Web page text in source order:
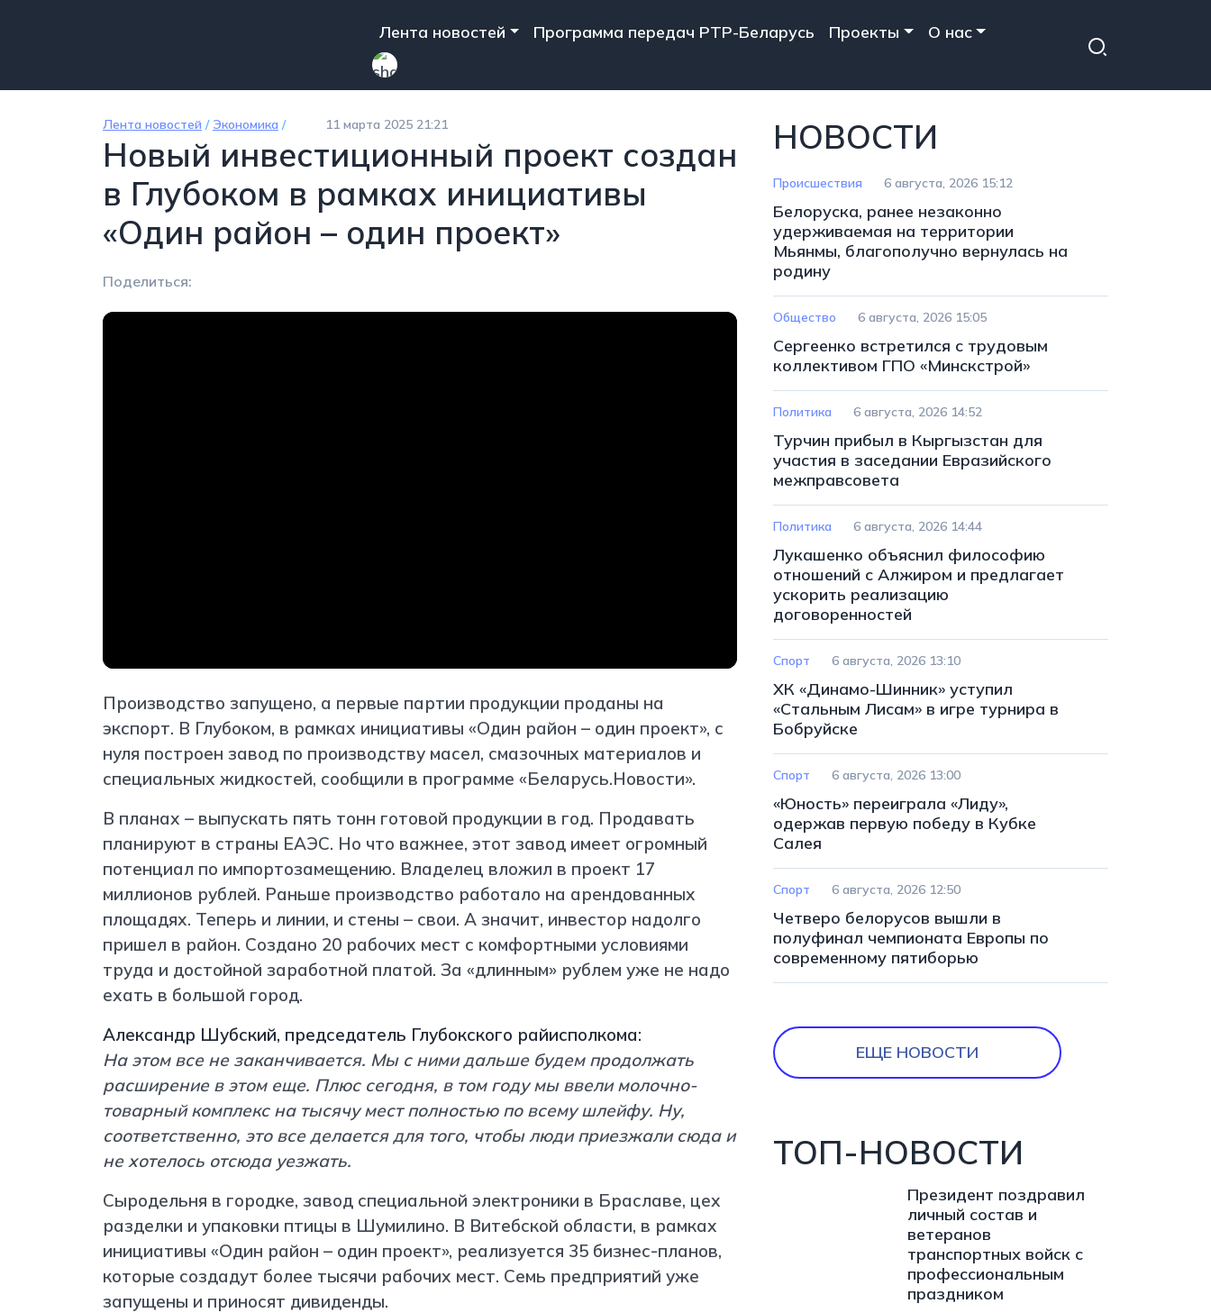
Main navigation
Лента новостей Программа передач РТР-Беларусь Проекты О нас
Лента новостей / Экономика / 11 марта 2025 21:21
Новый инвестиционный проект создан
в Глубоком в рамках инициативы
«Один район – один проект»
Поделиться:
Производство запущено, а первые партии продукции проданы на
экспорт. В Глубоком, в рамках инициативы «Один район – один проект», с
нуля построен завод по производству масел, смазочных материалов и
специальных жидкостей, сообщили в программе «Беларусь.Новости».
В планах – выпускать пять тонн готовой продукции в год. Продавать
планируют в страны ЕАЭС. Но что важнее, этот завод имеет огромный
потенциал по импортозамещению. Владелец вложил в проект 17
миллионов рублей. Раньше производство работало на арендованных
площадях. Теперь и линии, и стены – свои. А значит, инвестор надолго
пришел в район. Создано 20 рабочих мест с комфортными условиями
труда и достойной заработной платой. За «длинным» рублем уже не надо
ехать в большой город.
Александр Шубский, председатель Глубокского райисполкома:
На этом все не заканчивается. Мы с ними дальше будем продолжать
расширение в этом еще. Плюс сегодня, в том году мы ввели молочно-
товарный комплекс на тысячу мест полностью по всему шлейфу. Ну,
соответственно, это все делается для того, чтобы люди приезжали сюда и
не хотелось отсюда уезжать.
Сыродельня в городке, завод специальной электроники в Браславе, цех
разделки и упаковки птицы в Шумилино. В Витебской области, в рамках
инициативы «Один район – один проект», реализуется 35 бизнес-планов,
которые создадут более тысячи рабочих мест. Семь предприятий уже
запущены и приносят дивиденды.
НОВОСТИ
Происшествия 6 августа, 2026 15:12
Белоруска, ранее незаконно
удерживаемая на территории
Мьянмы, благополучно вернулась на
родину
Общество 6 августа, 2026 15:05
Сергеенко встретился с трудовым
коллективом ГПО «Минскстрой»
Политика 6 августа, 2026 14:52
Турчин прибыл в Кыргызстан для
участия в заседании Евразийского
межправсовета
Политика 6 августа, 2026 14:44
Лукашенко объяснил философию
отношений с Алжиром и предлагает
ускорить реализацию
договоренностей
Спорт 6 августа, 2026 13:10
ХК «Динамо-Шинник» уступил
«Стальным Лисам» в игре турнира в
Бобруйске
Спорт 6 августа, 2026 13:00
«Юность» переиграла «Лиду»,
одержав первую победу в Кубке
Салея
Спорт 6 августа, 2026 12:50
Четверо белорусов вышли в
полуфинал чемпионата Европы по
современному пятиборью
ЕЩЕ НОВОСТИ
ТОП-НОВОСТИ
Президент поздравил
личный состав и
ветеранов
транспортных войск с
профессиональным
праздником